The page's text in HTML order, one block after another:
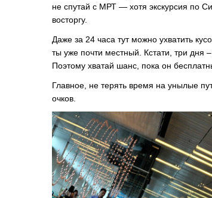
не спутай с МРТ — хотя экскурсия по
восторгу.
Даже за 24 часа тут можно ухватить
ты уже почти местный. Кстати, три дня
Поэтому хватай шанс, пока он
Главное, не терять время на унылые
очков.